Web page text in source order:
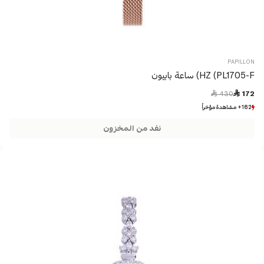
PAPILLON
HZ (PL1705-F) ساعة بابيون
 172
Price reduced from
 430
162+ مشاهدة مؤخراً
162+ مشاهدة مؤخراً
نفد من المخزون